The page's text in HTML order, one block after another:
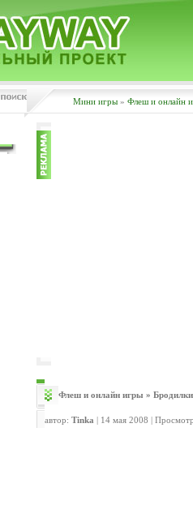
Мини игры » Флеш и онлайн
Флеш и онлайн игры »
автор: Tinka | 14 мая 2008 |